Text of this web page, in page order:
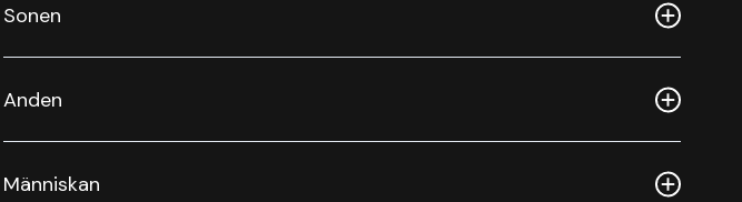
Sonen
Anden
Människan